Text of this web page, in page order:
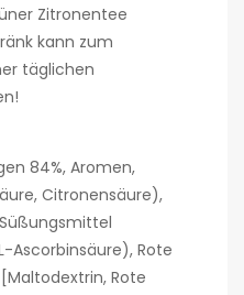
Zitronentee
kann zum
täglichen
84%, Aromen,
Citronensäure),
Ascorbinsäure), Rote
Rote